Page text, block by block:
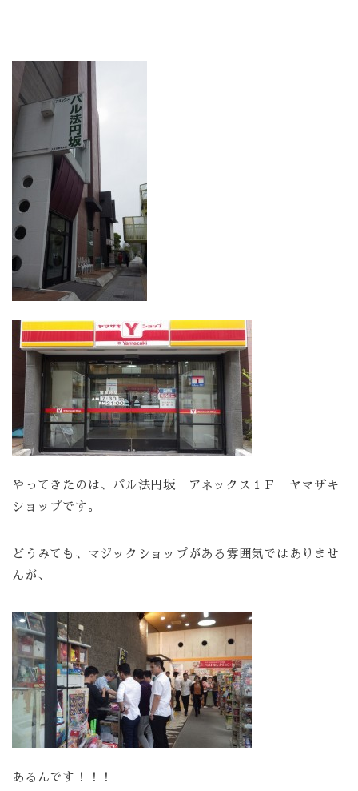
やってきたのは、パル法円坂 アネックス１Ｆ ヤマザキ
ショップです。
どうみても、マジックショップがある雰囲気ではありませ
んが、
あるんです！！！